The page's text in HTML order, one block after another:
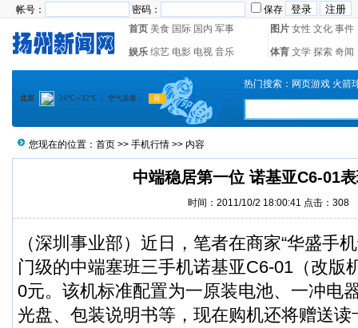
帐号： 密码：
保存
首页 美食 国际 国内 军事 图片 女性 文化 事件
娱乐 综艺 电影 电视 音乐 体育 文学 探索 奇闻
热门搜索： 网页游戏 火箭
您现在的位置： 首页 >> 手机行情 >> 内容
中端稳居第一位 诺基亚C6-01
时间：2011/10/2 18:00:41 点击： 308
（深圳事业部）近日，笔者在商家“华盛手
门级的中端塞班三手机诺基亚C6-01（改版
0元。该机标准配置为一原装电池、一冲电
光盘、包装说明书等，现在购机还将赠送